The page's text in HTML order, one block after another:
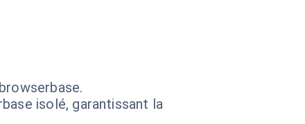
isolé, garantissant la